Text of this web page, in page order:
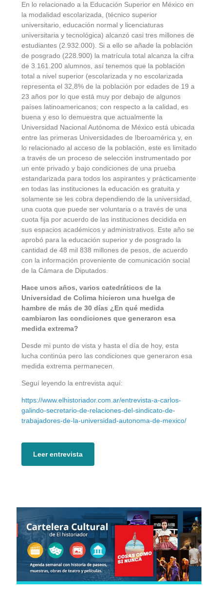
En lo relacionado a la Educación Superior en México en
la modalidad escolarizada, (técnico superior
universitario, educación normal y licenciaturas
universitaria y tecnológica) alcanzó casi tres millones de
estudiantes (2.932.000). Si a ello se añade la población
de posgrado (228.900) la matrícula total alcanza la cifra
de 3.161.200 alumnos, así tenemos que la población
total a nivel superior (escolarizada y no escolarizada
representa el 32,8% de la población por edades de 19 a
23 años por lo que está muy por debajo de algunos
países latinoamericanos; con respecto a la calidad, es
buena y eso lo demuestra que actualmente la
Universidad Nacional Autónoma de México está ubicada
entre las primeras Universidades de Iberoamérica y, en
lo relacionado al acceso de la población, este es limitado
a través de un proceso de selección instrumentado por
un ente privado y bajo condiciones de una prueba
estandarizada para todos los aspirantes y prácticamente
en todas las instituciones la educación es gratuita y
solamente se les cobra dependiendo de la universidad,
una cuota que puede ser voluntaria o a través de una
cuota fija por acuerdo de las instituciones decidida en
sus espacios académicos y administrativos. Este año se
aprobó para la educación superior y de posgrado la
cantidad de 48 mil 838 millones de pesos, de acuerdo
con la información proveniente de comunicación social
de la Cámara de Diputados.
Hace unos años, varios catedráticos de la
Universidad de Colima hicieron una huelga de
hambre de más de 30 días ¿En qué medida
cambiaron las condiciones que generaron esa
medida extrema?
Desde mi punto de vista y hasta el día de hoy, esta
lucha continúa pero las condiciones que generaron esa
medida extrema permanecen.
Seguí leyendo la entrevista aquí:
https://www.elhistoriador.com.ar/entrevista-a-carlos-
galindo-secretario-de-relaciones-del-sindicato-de-
trabajadores-de-la-universidad-autonoma-de-mexico/
Leer entrevista